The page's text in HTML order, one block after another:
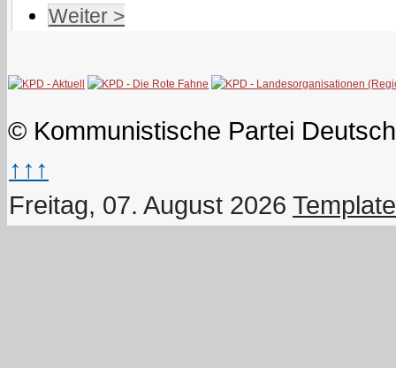
Weiter >
© Kommunistische Partei
↑↑↑
Freitag, 07. August 2026